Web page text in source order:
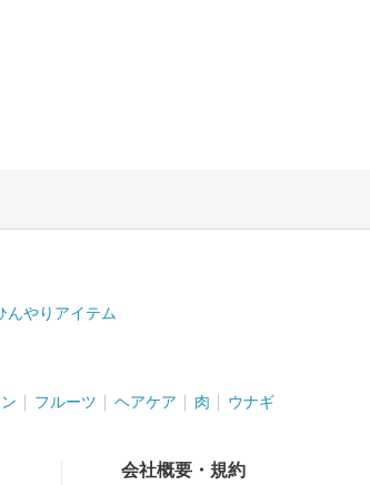
んやりアイテム
フルーツ ヘアケア 肉 ウナギ
会社概要・規約